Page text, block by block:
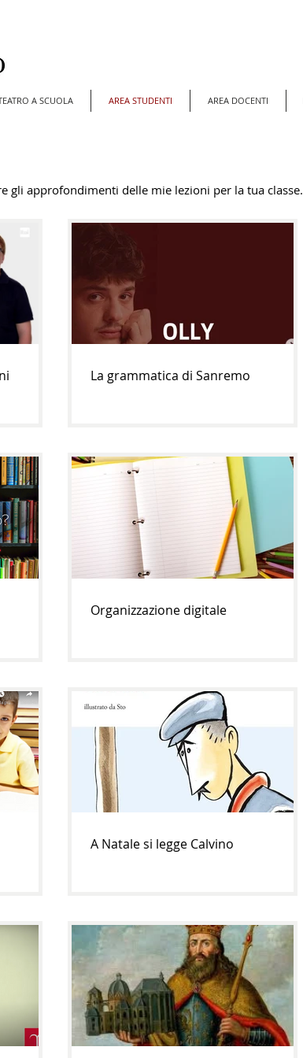
A SCUOLA AREA STUDENTI AREA DOCENTI
gli approfondimenti delle mie lezioni per la tua classe.
La grammatica di Sanremo
Organizzazione digitale
A Natale si legge Calvino